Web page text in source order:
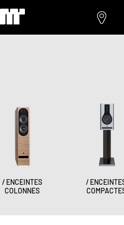
ENCEINTES
COLONNES